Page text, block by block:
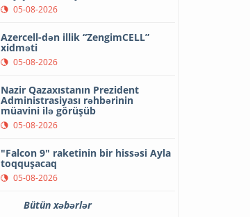
05-08-2026
Azercell-dən illik “ZengimCELL”
xidməti
05-08-2026
Nazir Qazaxıstanın Prezident
Administrasiyası rəhbərinin
müavini ilə görüşüb
05-08-2026
"Falcon 9" raketinin bir hissəsi Ayla
toqquşacaq
05-08-2026
Bütün xəbərlər